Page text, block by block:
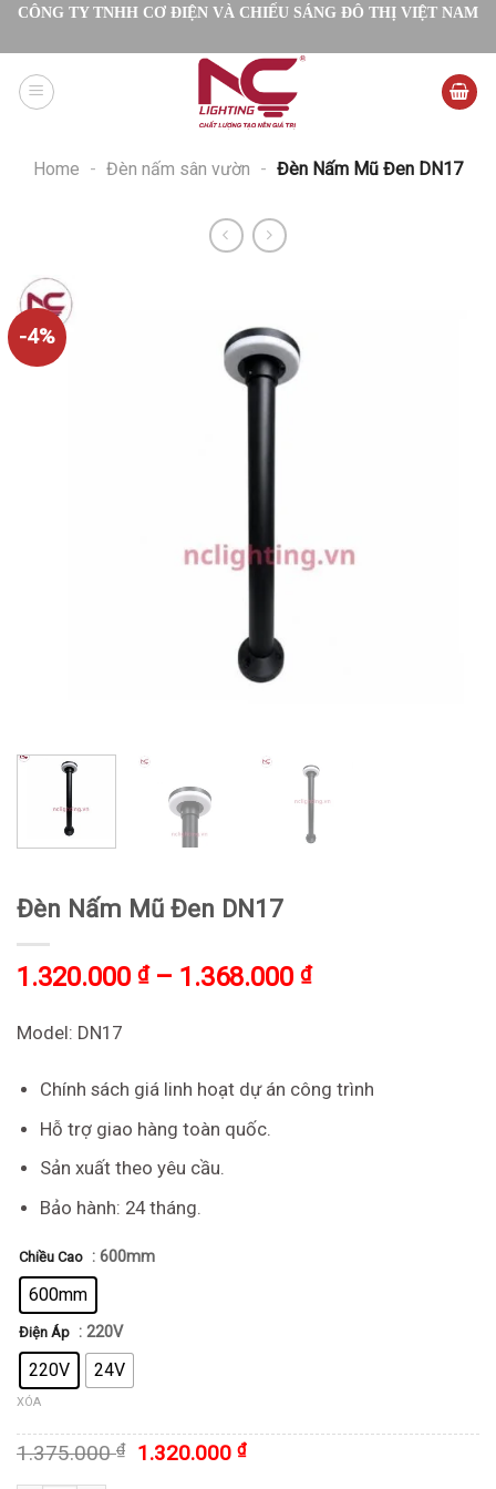
SkipCÔNG TY TNHH CƠ ĐIỆN VÀ CHIẾU SÁNG ĐÔ THỊ VIỆT NAM
Home - Đèn nấm sân vườn - Đèn Nấm Mũ Đen DN17
-4%
Đèn Nấm Mũ Đen DN17
1.320.000 ₫ – 1.368.000 ₫Khoảng
đến
1.368.000 ₫
Model: DN17
Chính sách giá linh hoạt dự án công trình
Hỗ trợ giao hàng toàn quốc.
Sản xuất theo yêu cầu.
Bảo hành: 24 tháng.
Chiều Cao : 600mm
600mm
Điện Áp : 220V
220V 24V
XÓA
1.375.000₫
Giá
1.320.000 ₫Giá